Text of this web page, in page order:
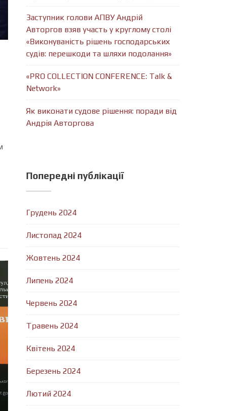
Заступник голови АПВУ Андрій
Авторгов взяв участь у круглому столі
«Виконуваність рішень господарських
судів: перешкоди та шляхи подолання»
«PRO COLLECTION CONFERENCE: Talk &
Network»
Як виконати судове рішення: поради від
Андрія Авторгова
Попередні публікації
Грудень 2024
Листопад 2024
Жовтень 2024
Липень 2024
Червень 2024
Травень 2024
Квітень 2024
Березень 2024
Лютий 2024